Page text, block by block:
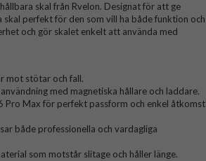
skal från Rvelon. Designat för att ge
perfekt för den som vill ha både funktion och
och gör skalet enkelt att använda med
mot stötar och fall.
med magnetiska hållare och laddare.
Pro Max för perfekt passform och enkel åtkomst
både professionella och vardagliga
som motstår slitage och håller länge.